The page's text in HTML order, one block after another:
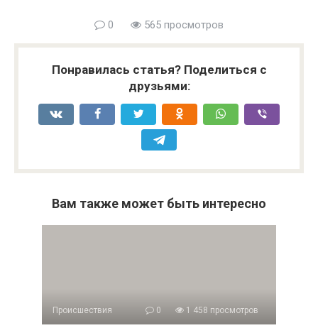
0 565 просмотров
Понравилась статья? Поделиться с
друзьями:
Вам также может быть интересно
Происшествия 0 1 458 просмотров